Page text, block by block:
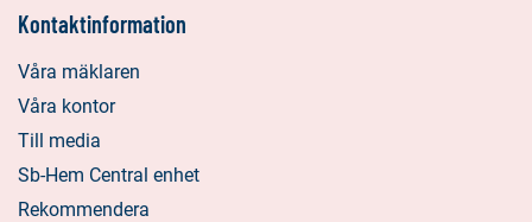
Kontaktinformation
Våra mäklaren
Våra kontor
Till media
Sb-Hem Central enhet
Rekommendera